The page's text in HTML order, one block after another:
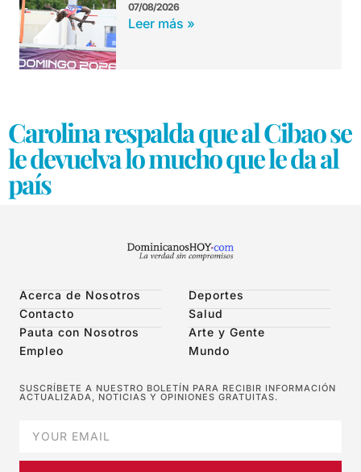
07/08/2026
Leer más »
Carolina respalda que al Cibao se
le devuelva lo mucho que le da al
país
Acerca de Nosotros
Contacto
Pauta con Nosotros
Empleo
Deportes
Salud
Arte y Gente
Mundo
SUSCRÍBETE A NUESTRO BOLETÍN PARA RECIBIR INFORMACIÓN
ACTUALIZADA, NOTICIAS Y OPINIONES GRATUITAS.